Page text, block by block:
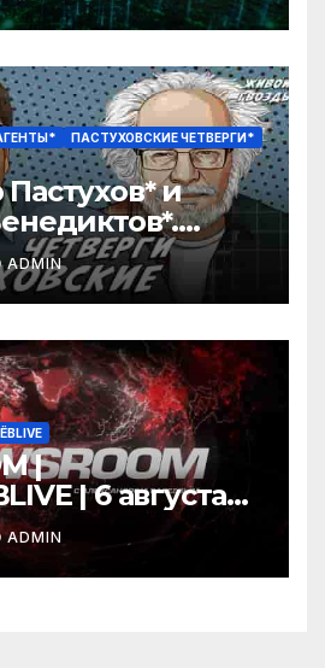
ПАСТУХОВСКИЕ ЧЕТВЕРГИ*
и
четверги /
ADMIN
|
| 6 августа
ADMIN